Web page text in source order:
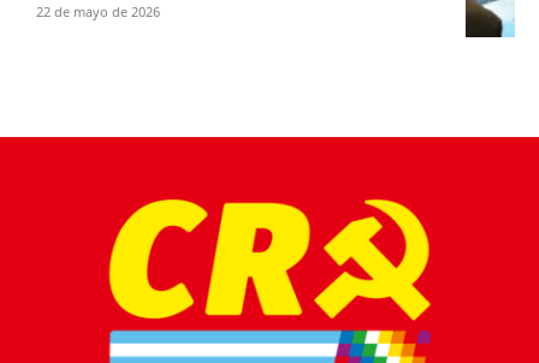
22 de mayo de 2026